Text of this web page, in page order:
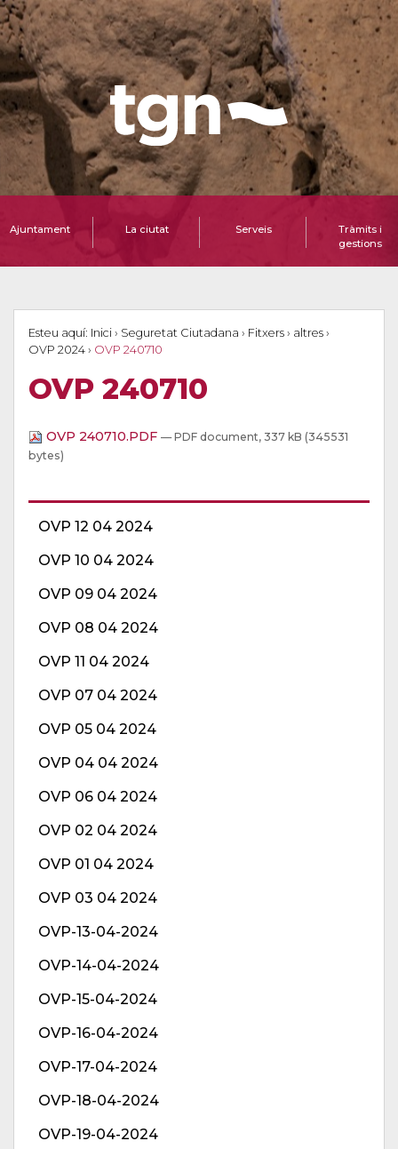
Ajuntament La ciutat Serveis
Tràmits i
gestions
Esteu aquí: Inici › Seguretat Ciutadana › Fitxers › altres ›
OVP 2024 › OVP 240710
OVP 240710
OVP 12 04 2024
OVP 10 04 2024
OVP 09 04 2024
OVP 08 04 2024
OVP 11 04 2024
OVP 07 04 2024
OVP 05 04 2024
OVP 04 04 2024
OVP 06 04 2024
OVP 02 04 2024
OVP 01 04 2024
OVP 03 04 2024
OVP-13-04-2024
OVP-14-04-2024
OVP-15-04-2024
OVP-16-04-2024
OVP-17-04-2024
OVP-18-04-2024
OVP-19-04-2024
OVP 240710.PDF — PDF document, 337 kB (345531
bytes)